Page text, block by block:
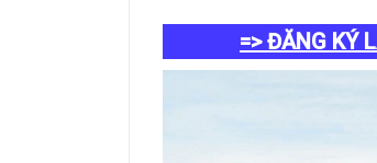
=> ĐĂNG KÝ